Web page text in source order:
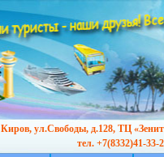
Киров, ул.Свободы, д.128, ТЦ
тел. +7(8332)41-33-